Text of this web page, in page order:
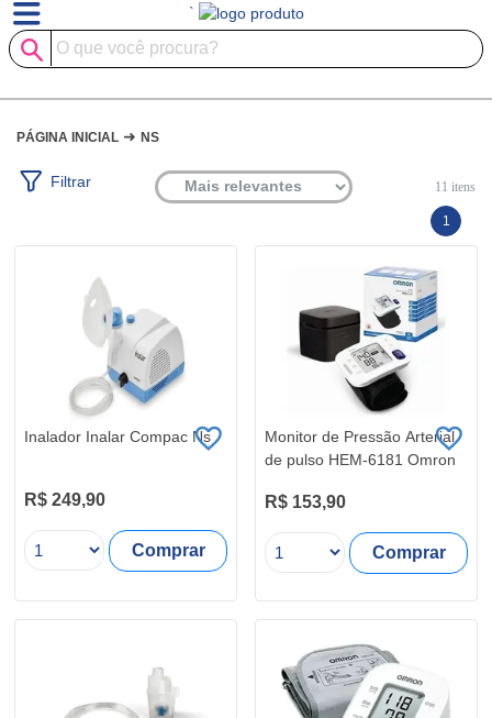
`
PÁGINA INICIAL ➜ NS
Filtrar 11 itens
1
Inalador Inalar Compac Ns
R$ 249,90
Comprar
Monitor de Pressão Arterial
de pulso HEM-6181 Omron
R$ 153,90
Comprar